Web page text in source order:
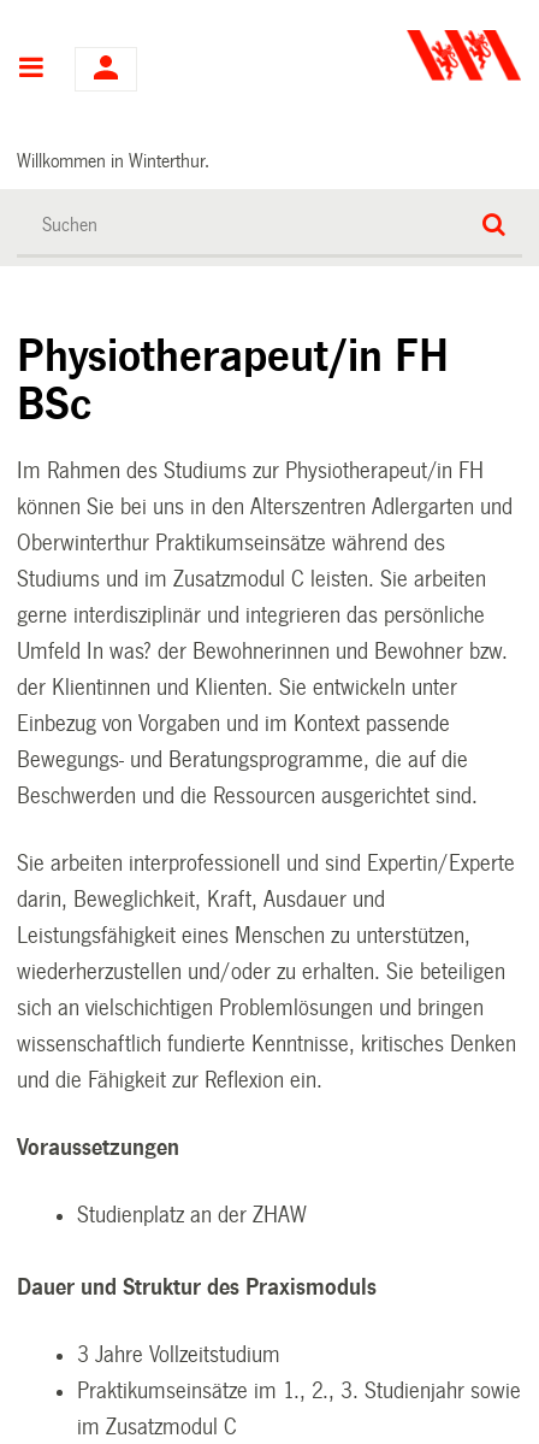
Hauptnavigation
Willkommen in Winterthur.
Physiotherapeut/in FH
BSc
Im Rahmen des Studiums zur Physiotherapeut/in FH
können Sie bei uns in den Alterszentren Adlergarten und
Oberwinterthur Praktikumseinsätze während des
Studiums und im Zusatzmodul C leisten. Sie arbeiten
gerne interdisziplinär und integrieren das persönliche
Umfeld In was? der Bewohnerinnen und Bewohner bzw.
der Klientinnen und Klienten. Sie entwickeln unter
Einbezug von Vorgaben und im Kontext passende
Bewegungs- und Beratungsprogramme, die auf die
Beschwerden und die Ressourcen ausgerichtet sind.
Sie arbeiten interprofessionell und sind Expertin/Experte
darin, Beweglichkeit, Kraft, Ausdauer und
Leistungsfähigkeit eines Menschen zu unterstützen,
wiederherzustellen und/oder zu erhalten. Sie beteiligen
sich an vielschichtigen Problemlösungen und bringen
wissenschaftlich fundierte Kenntnisse, kritisches Denken
und die Fähigkeit zur Reflexion ein.
Voraussetzungen
Studienplatz an der ZHAW
Dauer und Struktur des Praxismoduls
3 Jahre Vollzeitstudium
Praktikumseinsätze im 1., 2., 3. Studienjahr sowie
im Zusatzmodul C